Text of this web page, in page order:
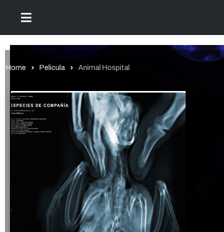
Home Pelicula Animal Hospital